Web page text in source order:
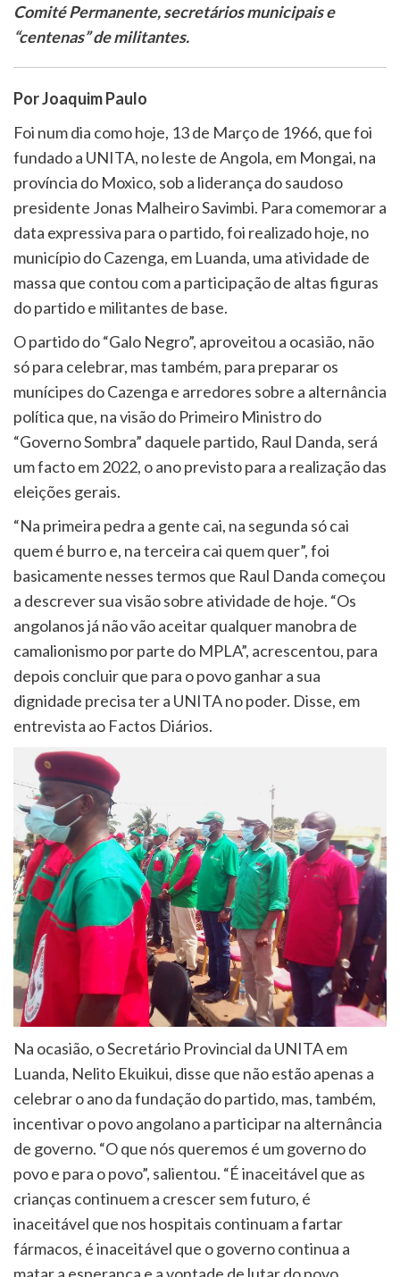
Comité Permanente, secretários municipais e
“centenas” de militantes.
Por Joaquim Paulo
Foi num dia como hoje, 13 de Março de 1966, que foi
fundado a UNITA, no leste de Angola, em Mongai, na
província do Moxico, sob a liderança do saudoso
presidente Jonas Malheiro Savimbi. Para comemorar a
data expressiva para o partido, foi realizado hoje, no
município do Cazenga, em Luanda, uma atividade de
massa que contou com a participação de altas figuras
do partido e militantes de base.
O partido do “Galo Negro”, aproveitou a ocasião, não
só para celebrar, mas também, para preparar os
munícipes do Cazenga e arredores sobre a alternância
política que, na visão do Primeiro Ministro do
“Governo Sombra” daquele partido, Raul Danda, será
um facto em 2022, o ano previsto para a realização das
eleições gerais.
“Na primeira pedra a gente cai, na segunda só cai
quem é burro e, na terceira cai quem quer”, foi
basicamente nesses termos que Raul Danda começou
a descrever sua visão sobre atividade de hoje. “Os
angolanos já não vão aceitar qualquer manobra de
camalionismo por parte do MPLA”, acrescentou, para
depois concluir que para o povo ganhar a sua
dignidade precisa ter a UNITA no poder. Disse, em
entrevista ao Factos Diários.
Na ocasião, o Secretário Provincial da UNITA em
Luanda, Nelito Ekuikui, disse que não estão apenas a
celebrar o ano da fundação do partido, mas, também,
incentivar o povo angolano a participar na alternância
de governo. “O que nós queremos é um governo do
povo e para o povo”, salientou. “É inaceitável que as
crianças continuem a crescer sem futuro, é
inaceitável que nos hospitais continuam a fartar
fármacos, é inaceitável que o governo continua a